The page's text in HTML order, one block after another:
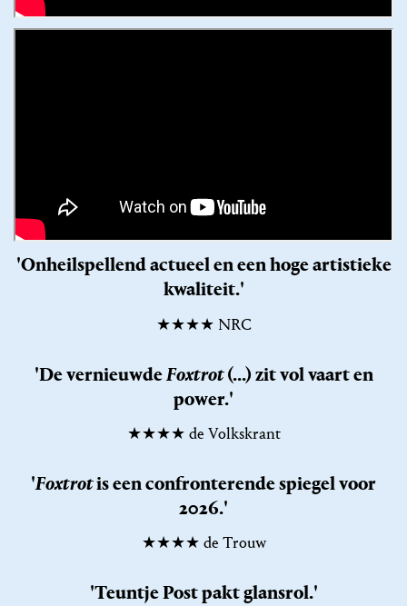
'Onheilspellend actueel en een hoge artistieke
kwaliteit.'
★★★★ NRC
'De vernieuwdeFoxtrot(...) zit vol vaart en
power.'
★★★★ de Volkskrant
'Foxtrotis een confronterende spiegel voor
2026.'
★★★★ de Trouw
'Teuntje Post pakt glansrol.'